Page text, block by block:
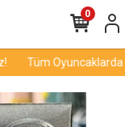
Tüm Oyuncaklarda
0